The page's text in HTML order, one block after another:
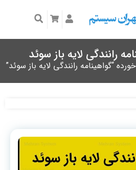
رانندگی لایه باز سوئد
“گواهینامه رانندگی لایه باز سوئد”